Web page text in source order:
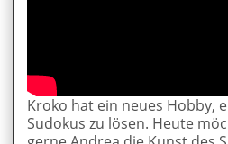
Kroko hat ein neues Hobby,
Sudokus zu lösen. Heute